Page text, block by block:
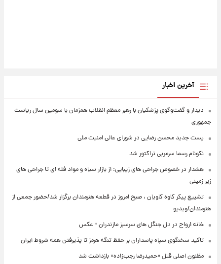
آخرین اخبار
دیدار و گفت‌وگوی پزشکیان با رهبر معظم انقلاب همزمان با سومین سال ریاست
جمهوری
پست جدید محسن رضایی در شورای عالی امنیت ملی
نکونام رسما سرمربی تراکتور شد
هشدار در خصوص جراحی های زیبایی: از بازار سیاه و مواد فله ای تا جراحی های
زیر زمینی
تشییع پیکر کاوه کاویان ، صبح امروز در قطعه هنرمندان برگزار شد/حضور جمعی از
هنرمندان/ویدیو
خانه ارواح در دل جنگل های سرسبز مازندران + عکس
تاکید سخنگوی سپاه پاسداران بر حفظ تنگه هرمز تا پذیرفتن همه شروط ایران
مظنون اصلی قتل «حمیدرضا رجب‌زاده» بازداشت شد